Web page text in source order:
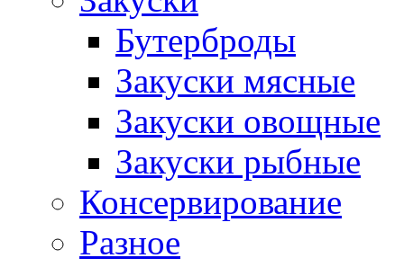
Бутерброды
Закуски мясные
Закуски овощные
Закуски рыбные
Консервирование
Разное